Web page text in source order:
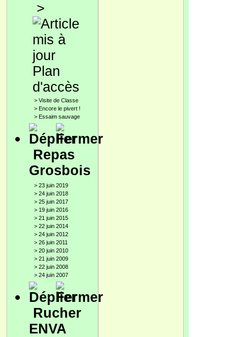
>
Plan
d'accès
> Visite de Classe
> Encore le pivert !
> Essaim sauvage
Repas
Grosbois
> 23 juin 2019
> 24 juin 2018
> 25 juin 2017
> 19 juin 2016
> 21 juin 2015
> 22 juin 2014
> 24 juin 2012
> 26 juin 2011
> 20 juin 2010
> 21 juin 2009
> 22 juin 2008
> 24 juin 2007
Rucher
ENVA